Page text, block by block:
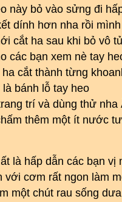
này bỏ vào sửng đi
dính hơn nha rồi
cắt ha sau khi bỏ vô
các bạn xem nè tay
cắt thành từng
bánh lỗ tay heo
trí và dùng thử
thêm một ít nước
là hấp dẫn các bạn
với cơm rất ngon làm
một chút rau sống